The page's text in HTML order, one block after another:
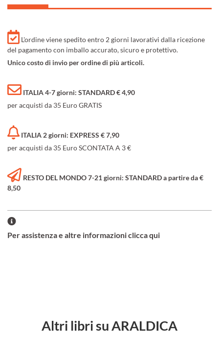
L'ordine viene spedito entro 2 giorni lavorativi dalla ricezione
del pagamento con imballo accurato, sicuro e protettivo.
Unico costo di invio per ordine di più articoli.
ITALIA 4-7 giorni: STANDARD € 4,90
per acquisti da 35 Euro GRATIS
ITALIA 2 giorni: EXPRESS € 7,90
per acquisti da 35 Euro SCONTATA A 3 €
RESTO DEL MONDO 7-21 giorni: STANDARD a partire da €
8,50
Per assistenza e altre informazioni clicca qui
Altri libri su ARALDICA